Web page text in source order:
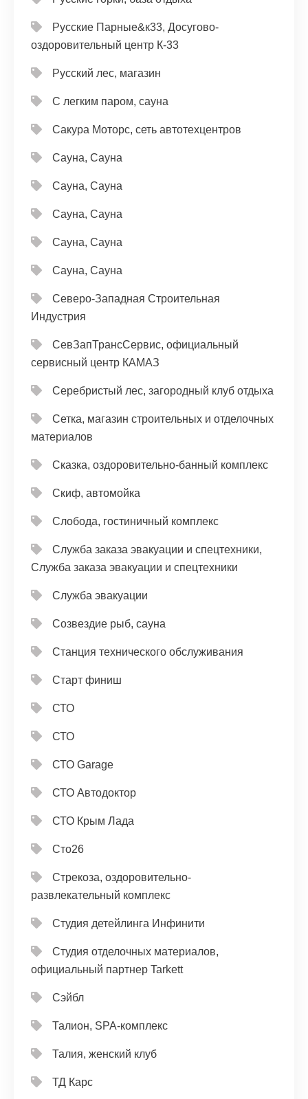
Русские Парные&к33, Досугово-
оздоровительный центр К-33
Русский лес, магазин
С легким паром, сауна
Сакура Моторс, сеть автотехцентров
Сауна, Сауна
Сауна, Сауна
Сауна, Сауна
Сауна, Сауна
Сауна, Сауна
Северо-Западная Строительная
Индустрия
СевЗапТрансСервис, официальный
сервисный центр КАМАЗ
Серебристый лес, загородный клуб отдыха
Сетка, магазин строительных и отделочных
материалов
Сказка, оздоровительно-банный комплекс
Скиф, автомойка
Слобода, гостиничный комплекс
Служба заказа эвакуации и спецтехники,
Служба заказа эвакуации и спецтехники
Служба эвакуации
Созвездие рыб, сауна
Станция технического обслуживания
Старт финиш
СТО
СТО
СТО Garage
СТО Автодоктор
СТО Крым Лада
Сто26
Стрекоза, оздоровительно-
развлекательный комплекс
Студия детейлинга Инфинити
Студия отделочных материалов,
официальный партнер Tarkett
Сэйбл
Талион, SPA-комплекс
Талия, женский клуб
ТД Карс